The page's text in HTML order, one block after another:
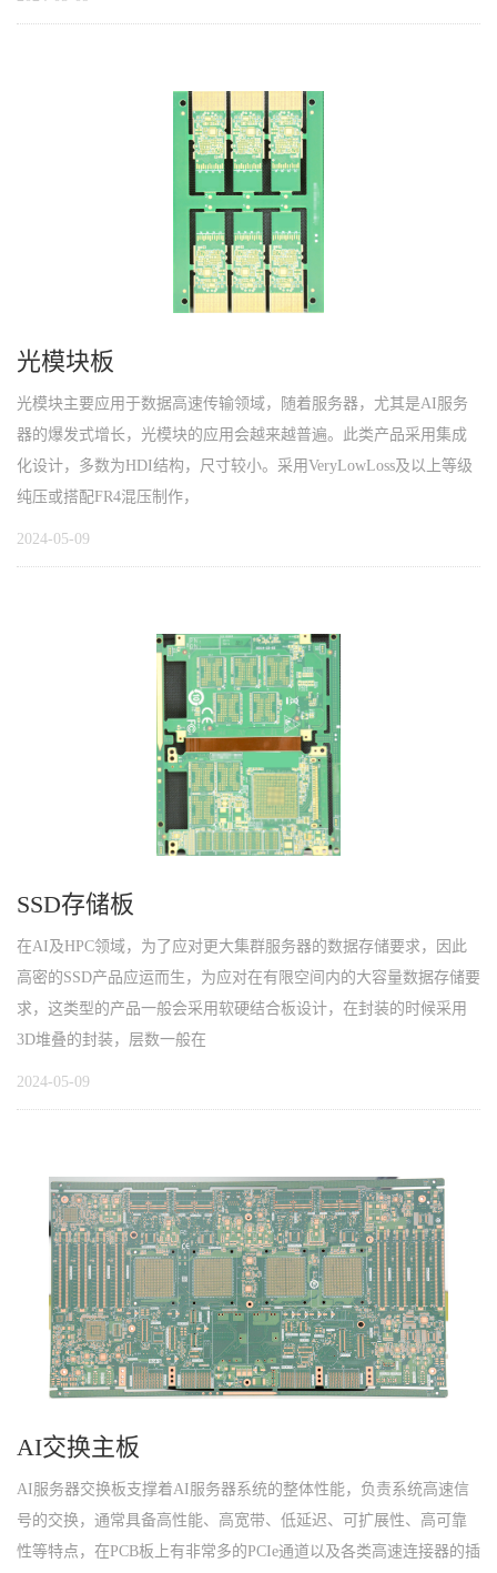
光模块板
光模块主要应用于数据高速传输领域，随着服务器，尤其是AI服务
器的爆发式增长，光模块的应用会越来越普遍。此类产品采用集成
化设计，多数为HDI结构，尺寸较小。采用VeryLowLoss及以上等级
纯压或搭配FR4混压制作，
2024-05-09
SSD存储板
在AI及HPC领域，为了应对更大集群服务器的数据存储要求，因此
高密的SSD产品应运而生，为应对在有限空间内的大容量数据存储要
求，这类型的产品一般会采用软硬结合板设计，在封装的时候采用
3D堆叠的封装，层数一般在
2024-05-09
AI交换主板
AI服务器交换板支撑着AI服务器系统的整体性能，负责系统高速信
号的交换，通常具备高性能、高宽带、低延迟、可扩展性、高可靠
性等特点，在PCB板上有非常多的PCIe通道以及各类高速连接器的插